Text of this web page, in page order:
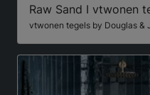
Raw Sand I vtwonen
vtwonen tegels by Douglas &